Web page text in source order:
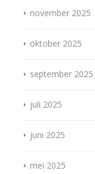
november 2025
oktober 2025
september 2025
juli 2025
juni 2025
mei 2025